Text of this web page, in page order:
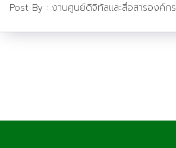
Post By : งานศูนย์ดิจิทัลและสื่อสารองค์กร